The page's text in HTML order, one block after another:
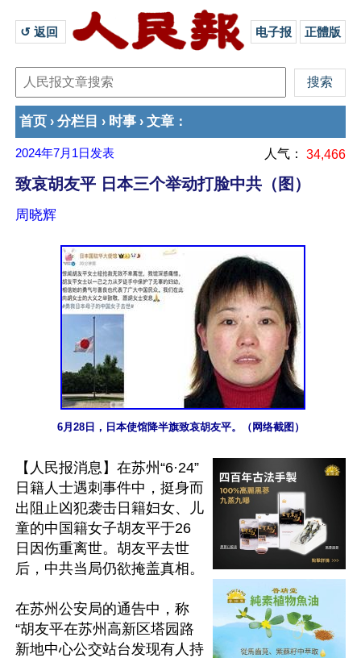
↺ 返回 电子报 正體版
首页 › 分栏目 › 时事 › 文章 ：
2024年7月1日 发表 人气： 34,466
致哀胡友平 日本三个举动打脸中共（图）
周晓辉
6月28日，日本使馆降半旗致哀胡友平。（网络截图）
【人民报消息】在苏州“6·24”
日籍人士遇刺事件中，挺身而
出阻止凶犯袭击日籍妇女、儿
童的中国籍女子胡友平于26
日因伤重离世。胡友平去世
后，中共当局仍欲掩盖真相。
在苏州公安局的通告中，称
“胡友平在苏州高新区塔园路
新地中心公交站台发现有人持